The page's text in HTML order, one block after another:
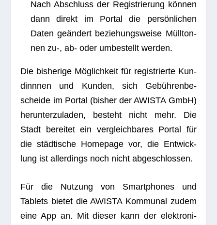
Nach Abschluss der Regis­trie­rung kön­nen
dann direkt im Por­tal die per­sön­li­chen
Daten geän­dert bezie­hungs­weise Müll­ton­
nen zu‑, ab- oder umbe­stellt werden.
Die bis­he­rige Mög­lich­keit für regis­trierte Kun­
dinn­nen und Kun­den, sich Gebüh­ren­be­
scheide im Por­tal (bis­her der AWISTA GmbH)
her­un­ter­zu­la­den, besteht nicht mehr. Die
Stadt berei­tet ein ver­gleich­ba­res Por­tal für
die städ­ti­sche Home­page vor, die Ent­wick­
lung ist aller­dings noch nicht abgeschlossen.
Für die Nut­zung von Smart­phones und
Tablets bie­tet die AWISTA Kom­mu­nal zudem
eine App an. Mit die­ser kann der elek­tro­ni­